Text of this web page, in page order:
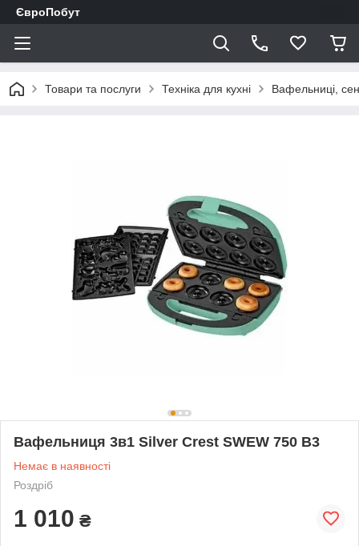
ЄвроПобут
Товари та послуги Техніка для кухні Вафельниці,
Вафельниця 3в1 Silver Crest SWEW 750 B3
Немає в наявності
Роздріб
1 010 ₴